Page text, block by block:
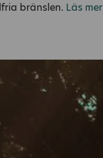
bränslen. Läs mer